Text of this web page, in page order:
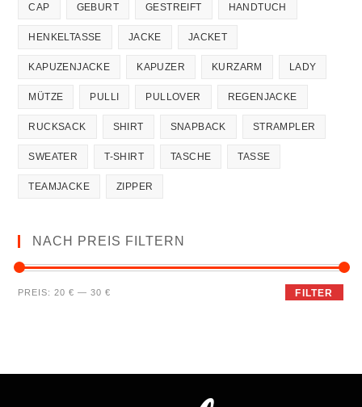
CAP GEBURT GESTREIFT HANDTUCH
HENKELTASSE JACKE JACKET
KAPUZENJACKE KAPUZER KURZARM LADY
MÜTZE PULLI PULLOVER REGENJACKE
RUCKSACK SHIRT SNAPBACK STRAMPLER
SWEATER T-SHIRT TASCHE TASSE
TEAMJACKE ZIPPER
NACH PREIS FILTERN
FILTER
PREIS:20 € —30 €